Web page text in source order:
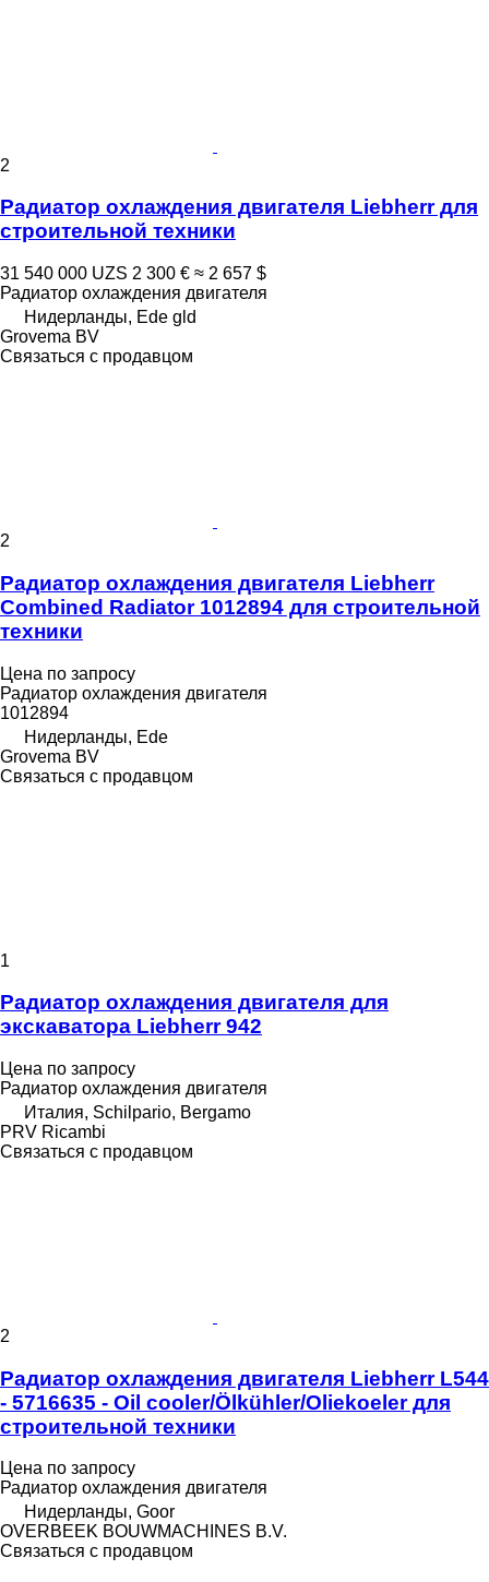
2
Радиатор охлаждения двигателя Liebherr для
строительной техники
31 540 000 UZS 2 300 € ≈ 2 657 $
Радиатор охлаждения двигателя
Нидерланды, Ede gld
Grovema BV
Связаться с продавцом
2
Радиатор охлаждения двигателя Liebherr
Combined Radiator 1012894 для строительной
техники
Цена по запросу
Радиатор охлаждения двигателя
1012894
Нидерланды, Ede
Grovema BV
Связаться с продавцом
1
Радиатор охлаждения двигателя для
экскаватора Liebherr 942
Цена по запросу
Радиатор охлаждения двигателя
Италия, Schilpario, Bergamo
PRV Ricambi
Связаться с продавцом
2
Радиатор охлаждения двигателя Liebherr L544
- 5716635 - Oil cooler/Ölkühler/Oliekoeler для
строительной техники
Цена по запросу
Радиатор охлаждения двигателя
Нидерланды, Goor
OVERBEEK BOUWMACHINES B.V.
Связаться с продавцом